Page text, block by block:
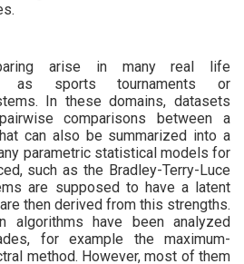
arise in many real life
as sports tournaments or
In these domains, datasets
comparisons between a
can also be summarized into a
parametric statistical models for
such as the Bradley-Terry-Luce
are supposed to have a latent
then derived from this strengths.
algorithms have been analyzed
for example the maximum-
method. However, most of them